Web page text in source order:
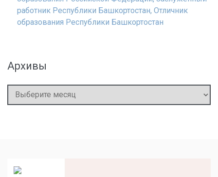
работник Республики Башкортостан, Отличник
образования Республики Башкортостан
Архивы
Архивы